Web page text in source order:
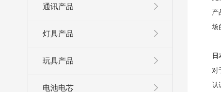
通讯产品
灯具产品
玩具产品
电池电芯
产
场
对
认